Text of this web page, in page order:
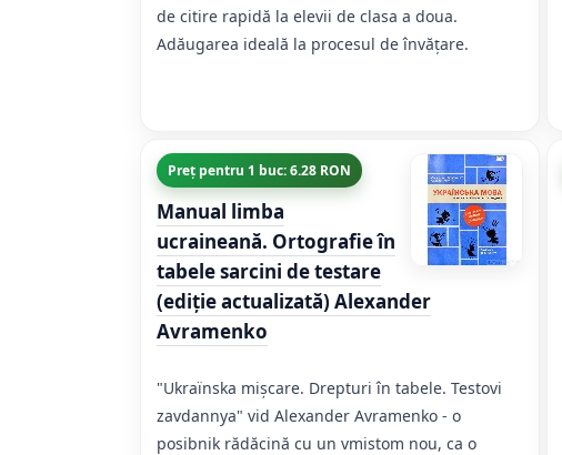
de citire rapidă la elevii de clasa a doua.
Adăugarea ideală la procesul de învățare.
Preț pentru 1 buc: 6.28 RON
Manual limba
ucraineană. Ortografie în
tabele sarcini de testare
(ediție actualizată) Alexander
Avramenko
"Ukraїnska mişcare. Drepturi în tabele. Testovі
zavdannya" vіd Alexander Avramenko - o
posіbnik rădăcină cu un vmіstom nou, ca o